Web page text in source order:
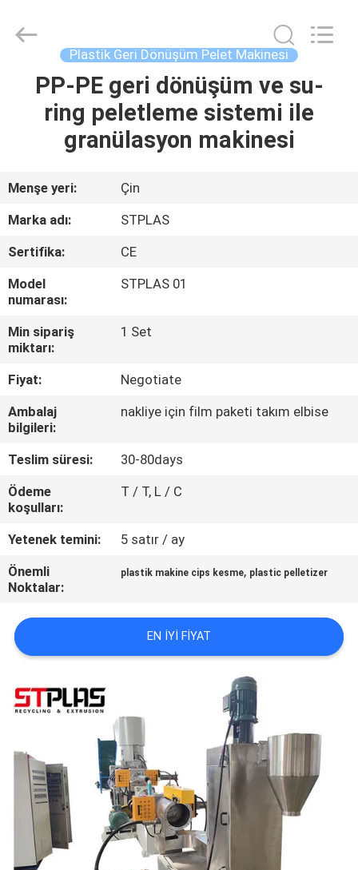
ÜRÜN:%
VİDEOLAR
HAKKIMIZDA
TURU
KALITE
KONTROL
BIZIMLE
ILETIŞIME
BIR
ISTEĞI
COMPANY
NEWS
SITE
HARITASI
PRIVACY
STPLAS
MACHINERY
Plastik Geri Dönüşüm Pelet Makinesi
PP-PE geri dönüşüm ve su-
ring peletleme sistemi ile
granülasyon makinesi
Menşe yeri:
Çin
Marka adı:
STPLAS
Sertifika:
CE
Model
numarası:
STPLAS 01
Min sipariş
miktarı:
1 Set
Fiyat:
Negotiate
Ambalaj
bilgileri:
nakliye için film paketi takım elbise
Teslim süresi:
30-80days
Ödeme
koşulları:
T / T, L / C
Yetenek temini:
5 satır / ay
Önemli
Noktalar:
plastik makine cips kesme, plastic pelletizer
EN IYI FIYAT